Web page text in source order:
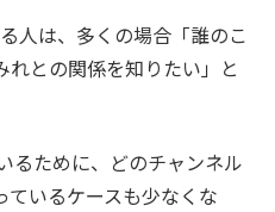
人は、多くの場合「誰のこ
れとの関係を知りたい」と
るために、どのチャンネル
ているケースも少なくな